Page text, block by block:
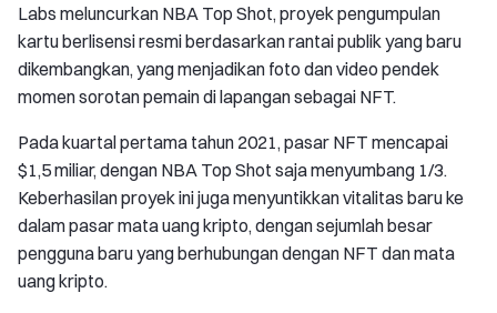
Labs meluncurkan NBA Top Shot, proyek pengumpulan
kartu berlisensi resmi berdasarkan rantai publik yang baru
dikembangkan, yang menjadikan foto dan video pendek
momen sorotan pemain di lapangan sebagai NFT.
Pada kuartal pertama tahun 2021, pasar NFT mencapai
$1,5 miliar, dengan NBA Top Shot saja menyumbang 1/3.
Keberhasilan proyek ini juga menyuntikkan vitalitas baru ke
dalam pasar mata uang kripto, dengan sejumlah besar
pengguna baru yang berhubungan dengan NFT dan mata
uang kripto.